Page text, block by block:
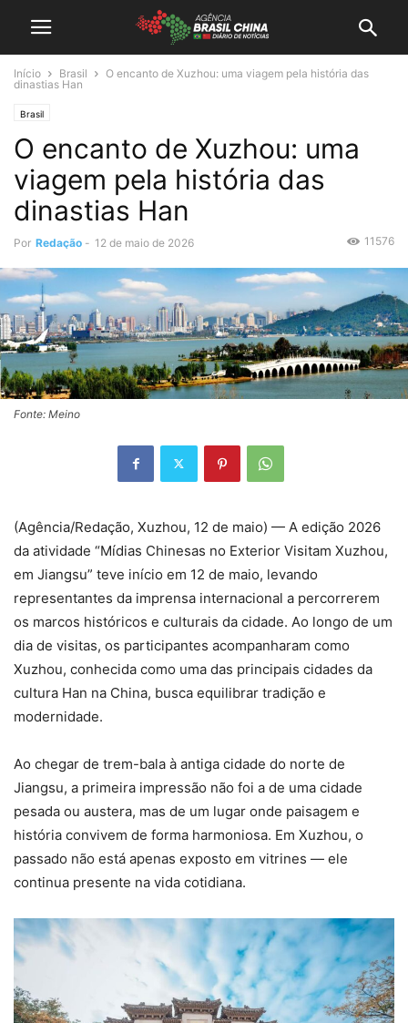
Início Brasil
O encanto de Xuzhou: uma viagem pela história das
dinastias Han
Brasil
O encanto de Xuzhou: uma
viagem pela história das
dinastias Han
Por Redação - 12 de maio de 2026 11576
Fonte: Meino
(Agência/Redação, Xuzhou, 12 de maio) — A edição 2026
da atividade “Mídias Chinesas no Exterior Visitam Xuzhou,
em Jiangsu” teve início em 12 de maio, levando
representantes da imprensa internacional a percorrerem
os marcos históricos e culturais da cidade. Ao longo de um
dia de visitas, os participantes acompanharam como
Xuzhou, conhecida como uma das principais cidades da
cultura Han na China, busca equilibrar tradição e
modernidade.
Ao chegar de trem-bala à antiga cidade do norte de
Jiangsu, a primeira impressão não foi a de uma cidade
pesada ou austera, mas de um lugar onde paisagem e
história convivem de forma harmoniosa. Em Xuzhou, o
passado não está apenas exposto em vitrines — ele
continua presente na vida cotidiana.